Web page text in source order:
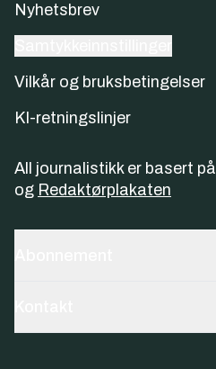
Nyhetsbrev
Vilkår og bruksbetingelser
KI-retningslinjer
All journalistikk er basert på
og Redaktørplakaten